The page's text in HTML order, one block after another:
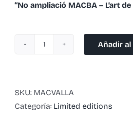
“No ampliació MACBA – L’art de
Añadir
SKU: MACVALLA
Categoría: Limited editions